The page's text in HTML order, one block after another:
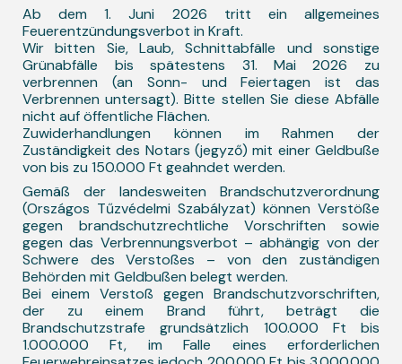
Ab dem 1. Juni 2026 tritt ein allgemeines
Feuerentzündungsverbot in Kraft.
Wir bitten Sie, Laub, Schnittabfälle und sonstige
Grünabfälle bis spätestens 31. Mai 2026 zu
verbrennen (an Sonn- und Feiertagen ist das
Verbrennen untersagt). Bitte stellen Sie diese Abfälle
nicht auf öffentliche Flächen.
Zuwiderhandlungen können im Rahmen der
Zuständigkeit des Notars (jegyző) mit einer Geldbuße
von bis zu 150.000 Ft geahndet werden.
Gemäß der landesweiten Brandschutzverordnung
(Országos Tűzvédelmi Szabályzat) können Verstöße
gegen brandschutzrechtliche Vorschriften sowie
gegen das Verbrennungsverbot – abhängig von der
Schwere des Verstoßes – von den zuständigen
Behörden mit Geldbußen belegt werden.
Bei einem Verstoß gegen Brandschutzvorschriften,
der zu einem Brand führt, beträgt die
Brandschutzstrafe grundsätzlich 100.000 Ft bis
1.000.000 Ft, im Falle eines erforderlichen